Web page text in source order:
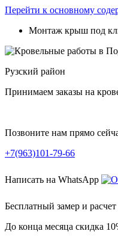
Перейти к основному
Монтаж крыш под
Рузский район
Принимаем заказы на
Позвоните нам прямо
+7(963)101-79-66
Написать на WhatsApp
Бесплатный замер и
До конца месяца скидка